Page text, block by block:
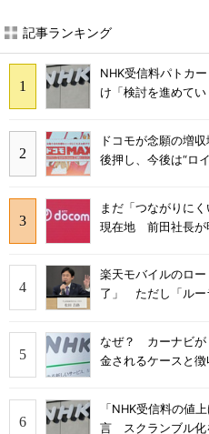
記事ランキング
NHK受信料パトカ
け「検討を進めて
ドコモが念願の増
後押し、今後は“ロ
まだ「つながりに
現在地 前田社長が
楽天モバイルのロ
了」 ただし「ルー
なぜ？ カーナビが
金されるケースと
「NHK受信料の値
言 スクランブル化